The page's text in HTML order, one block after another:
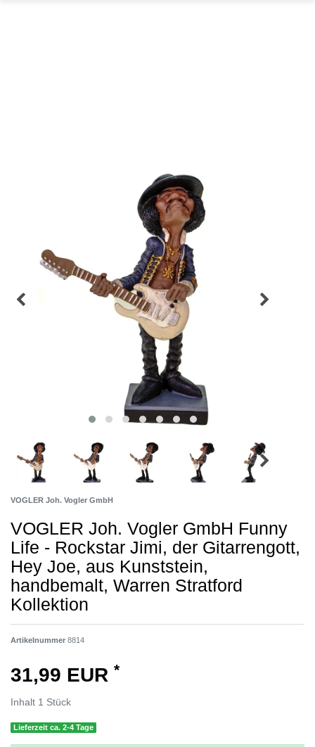
VOGLER Joh. Vogler GmbH
VOGLER Joh. Vogler GmbH Funny
Life - Rockstar Jimi, der Gitarrengott,
Hey Joe, aus Kunststein,
handbemalt, Warren Stratford
Kollektion
Artikelnummer 8814
31,99 EUR *
Inhalt 1 Stück
Lieferzeit ca. 2-4 Tage